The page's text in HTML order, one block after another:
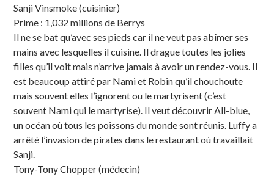
Sanji Vinsmoke (cuisinier)
Prime : 1,032 millions de Berrys
Il ne se bat qu’avec ses pieds car il ne veut pas abîmer ses
mains avec lesquelles il cuisine. Il drague toutes les jolies
filles qu’il voit mais n’arrive jamais à avoir un rendez-vous. Il
est beaucoup attiré par Nami et Robin qu’il chouchoute
mais souvent elles l’ignorent ou le martyrisent (c’est
souvent Nami qui le martyrise). Il veut découvrir All-blue,
un océan où tous les poissons du monde sont réunis. Luffy a
arrêté l’invasion de pirates dans le restaurant où travaillait
Sanji.
Tony-Tony Chopper (médecin)